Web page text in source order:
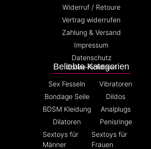
Beliebte Kategorien
Sex Fesseln
Bondage Seile
BDSM Kleidung
Dilatoren
Sextoys für
Männer
Vibratoren
Dildos
Analplugs
Penisringe
Sextoys für
Frauen
Widerruf / Retoure
Vertrag widerrufen
Zahlung & Versand
Impressum
Datenschutz
Cookie-Richtlinien